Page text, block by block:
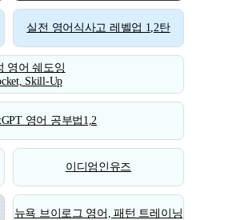
실전 영어식사고 레벨업 1,2탄
영어 쉐도잉
Skill-Up
영어 공부법1,2
이디엄인유즈
뉴욕 브이로그 영어, 패턴 트레이닝